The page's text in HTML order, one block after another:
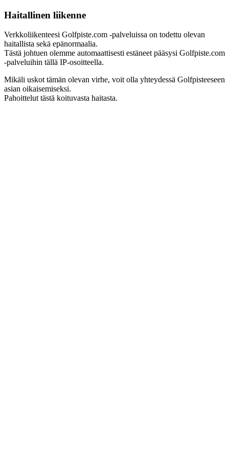
Haitallinen liikenne
Verkkoliikenteesi Golfpiste.com -palveluissa on todettu olevan
haitallista sekä epänormaalia.
Tästä johtuen olemme automaattisesti estäneet pääsysi Golfpiste.com
-palveluihin tällä IP-osoitteella.
Mikäli uskot tämän olevan virhe, voit olla yhteydessä Golfpisteeseen
asian oikaisemiseksi.
Pahoittelut tästä koituvasta haitasta.